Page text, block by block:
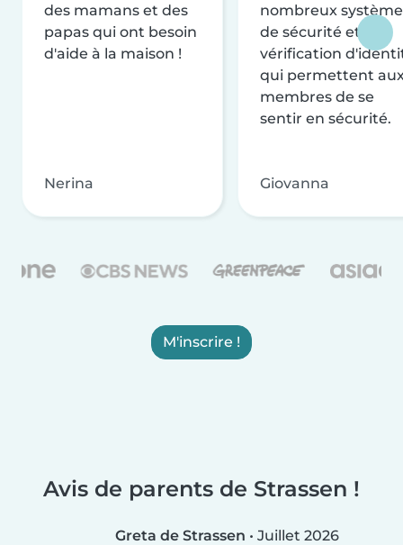
des mamans et des
papas qui ont besoin
d'aide à la maison !
Nerina
nombreux
de sécurité et de
vérification
qui permettent
membres de se
sentir en sécurité.
Giovanna
M'inscrire !
Avis de parents de Strassen !
Greta de Strassen • Juillet 2026